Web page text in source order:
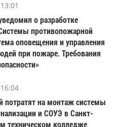
о разработке
противопожарной
оповещения и управления
при пожаре. Требования
потратят на монтаж системы
и СОУЭ в Санкт-
техническом колледже